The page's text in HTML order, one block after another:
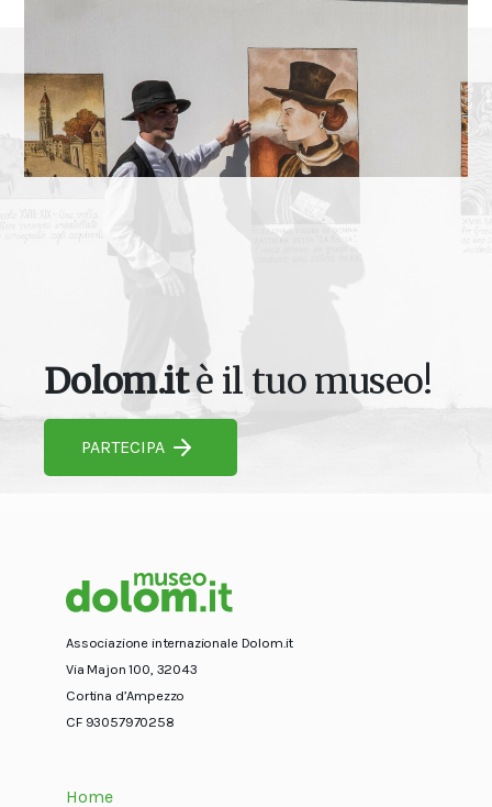
Dolom.itè il tuo museo!
PARTECIPA
Associazione internazionale Dolom.it
Via Majon 100, 32043
Cortina d’Ampezzo
CF 93057970258
Home